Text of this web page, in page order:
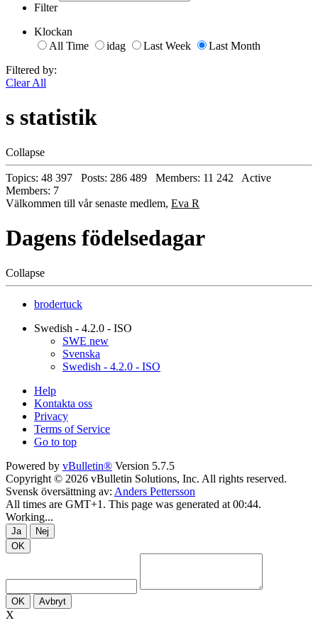
Filter
Klockan
All Time
idag Last Week
Last Month
Filtered by:
Clear All
s statistik
Collapse
Topics: 48 397 Posts: 286 489 Members: 11 242 Active
Members: 7
Välkommen till vår senaste medlem, Eva R
Dagens födelsedagar
Collapse
brodertuck
Swedish - 4.2.0 - ISO
SWE new
Svenska
Swedish - 4.2.0 - ISO
Help
Kontakta oss
Privacy
Terms of Service
Go to top
Powered by vBulletin® Version 5.7.5
Copyright © 2026 vBulletin Solutions, Inc. All rights reserved.
Svensk översättning av: Anders Pettersson
All times are GMT+1. This page was generated at 00:44.
Working...
Ja
Nej
OK
OK Avbryt
X